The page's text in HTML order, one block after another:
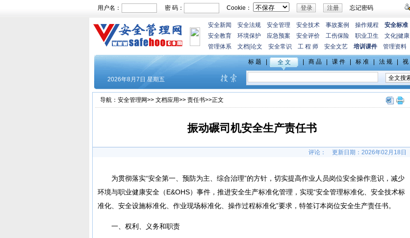
用户名： 密 码： Cookie： 忘记密码
安全新闻 安全法规 安全管理 安全技术 事故案例 操作规程
安全标准
安全教育
环境保护 应急预案 安全评价 工伤保险 职业卫生 文化 健康
管理体系
文档 论文 安全常识 工 程 师 安全文艺 培训课件 管理资料
导航： 安全管理网>> 文档应用>> 责任书>>正文
振动碾司机安全生产责任书
评论： 更新日期： 2026年02月18日
为贯彻落实“安全第一、预防为主、综合治理”的方针，切实提高作业人员岗位安全操作意识，减少
环境与职业健康安全（E&OHS）事件，推进安全生产标准化管理，实现“安全管理标准化、安全技术标
准化、安全设施标准化、作业现场标准化、操作过程标准化”要求，特签订本岗位安全生产责任书。
一、权利、义务和职责